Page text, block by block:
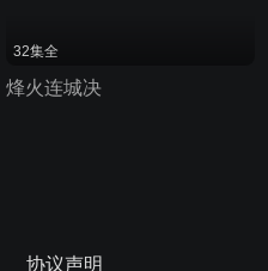
32集全
烽火连城决
协议声明